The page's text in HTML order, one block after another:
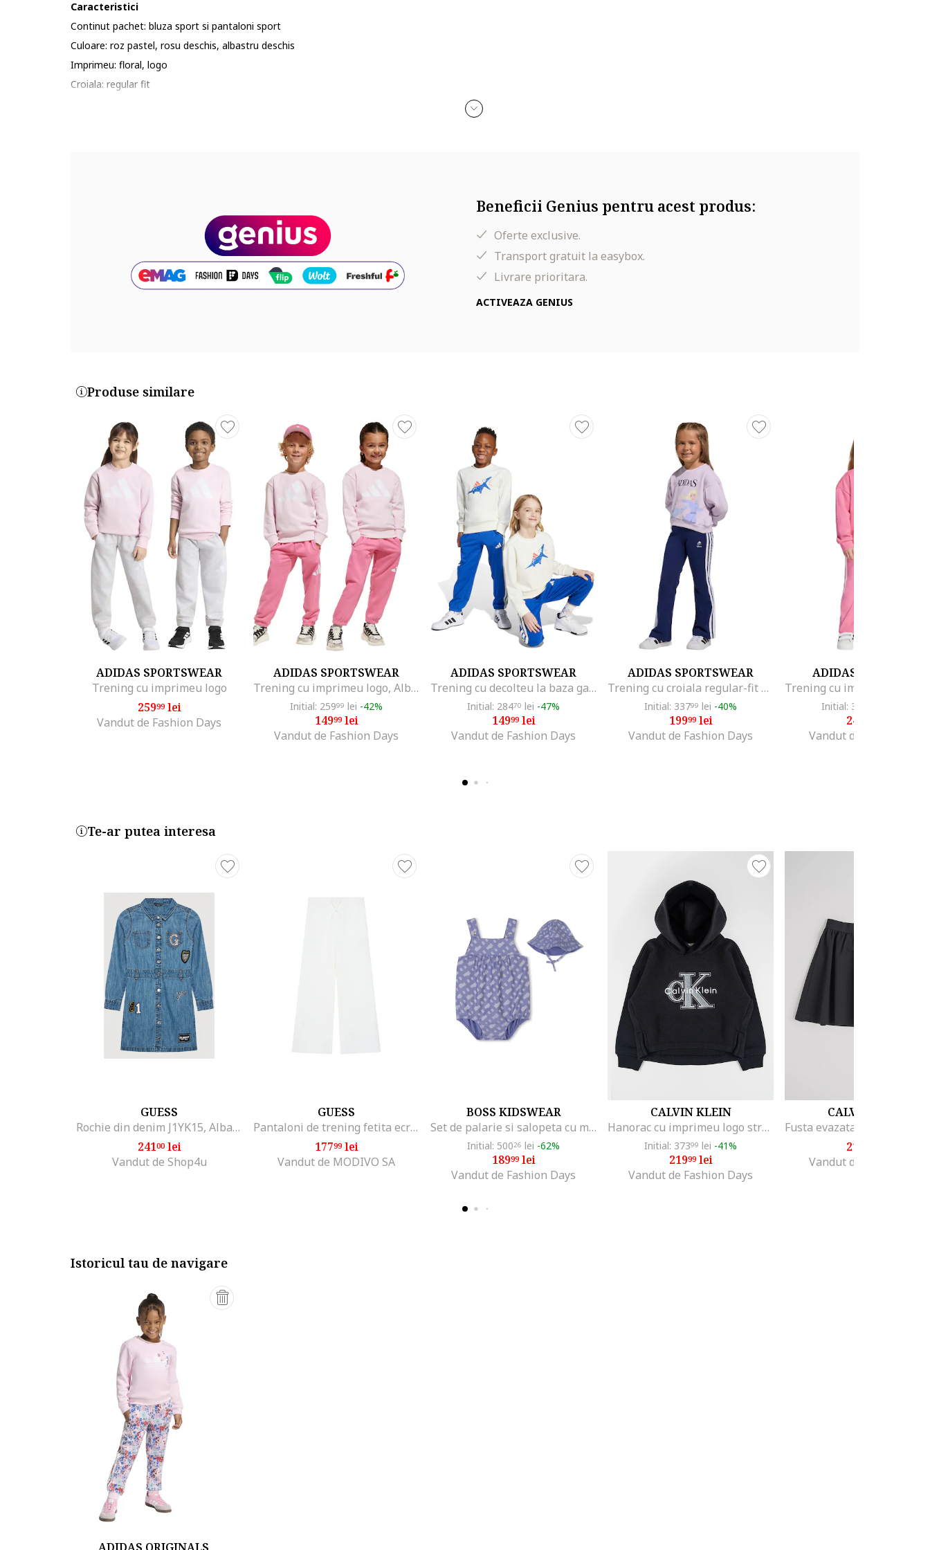
Caracteristici
Continut pachet: bluza sport si pantaloni sport
Culoare: roz pastel, rosu deschis, albastru deschis
Imprimeu: floral, logo
Croiala: regular fit
Beneficii Genius pentru acest produs:
Oferte exclusive.
Transport gratuit la easybox.
Livrare prioritara.
ACTIVEAZA GENIUS
Produse similare
ADIDAS SPORTSWEAR
Trening cu imprimeu logo
25999lei
Vandut de Fashion Days
ADIDAS SPORTSWEAR
Trening cu imprimeu logo, Alb/Roz
Initial: 25999 lei -42%
14999lei
Vandut de Fashion Days
ADIDAS SPORTSWEAR
Trening cu decolteu la baza gatului Adiraptor, Alb/Albastru
Initial: 28470 lei -47%
14999lei
Vandut de Fashion Days
ADIDAS SPORTSWEAR
Trening cu croiala regular-fit si imprimeu grafic, Alb/Albastru inchis/Lila
Initial: 33799 lei -40%
19999lei
Vandut de Fashion Days
ADIDAS ORIGINALS
Initial: 343
249
Vandut de MODIVO SA
Te-ar putea interesa
GUESS
Rochie din denim J1YK15, Albastru
24100lei
Vandut de Shop4u
GUESS
Pantaloni de trening fetita ecru,
17799lei
Vandut de MODIVO SA
BOSS KIDSWEAR
Set de palarie si salopeta cu model, Albastru prafuit
Initial: 50026 lei -62%
18999lei
Vandut de Fashion Days
CALVIN KLEIN
Hanorac cu imprimeu logo stralucitor, Negru
Initial: 37399 lei -41%
21999lei
Vandut de Fashion Days
CALVIN KLEIN
215
Vandut de MODIVO SA
Istoricul tau de navigare
ADIDAS ORIGINALS